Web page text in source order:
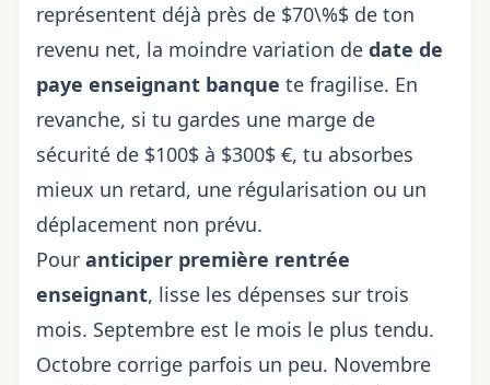
représentent déjà près de $70\%$ de ton
revenu net, la moindre variation de date de
paye enseignant banque te fragilise. En
revanche, si tu gardes une marge de
sécurité de $100$ à $300$ €, tu absorbes
mieux un retard, une régularisation ou un
déplacement non prévu.
Pour anticiper première rentrée
enseignant, lisse les dépenses sur trois
mois. Septembre est le mois le plus tendu.
Octobre corrige parfois un peu. Novembre